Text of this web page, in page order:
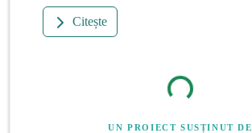
Citește
UN PROIECT SUSȚINUT DE